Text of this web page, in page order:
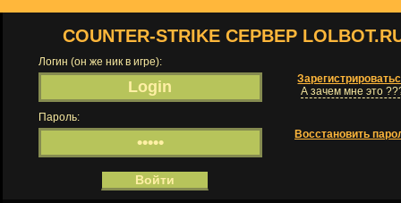
COUNTER-STRIKE СЕРВЕР
Логин (он же ник в игре):
А зачем мне это
Пароль:
Восстановить